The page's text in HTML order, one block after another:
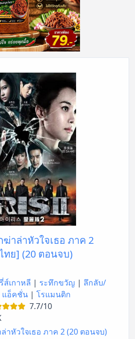
าล่าหัวใจเธอ ภาค 2
ทย] (20 ตอนจบ)
เกาหลี | ระทึกขวัญ | ลึกลับ/
แอ็คชั่น | โรแมนติก
7.7/10
าหัวใจเธอ ภาค 2 (20 ตอนจบ)